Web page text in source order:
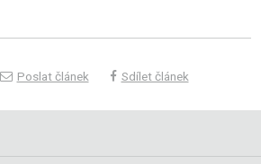
Poslat článek Sdílet článek